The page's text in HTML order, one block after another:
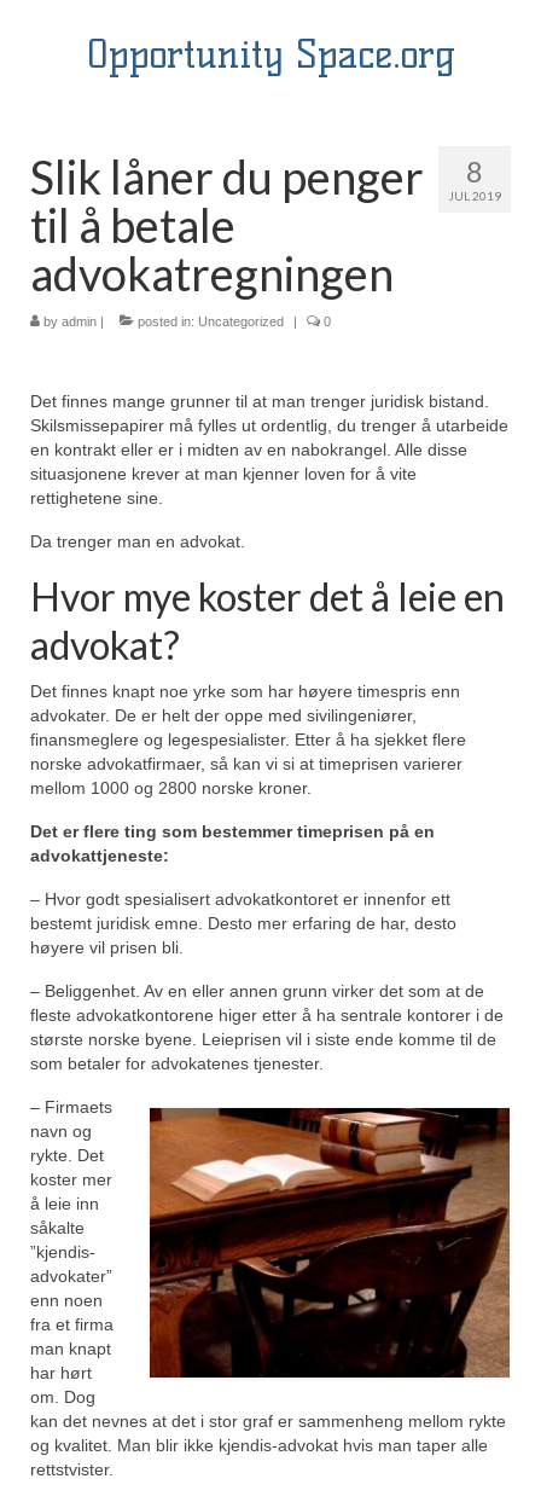
Opportunity Space.org
8
JUL 2019
Slik låner du penger
til å betale
advokatregningen
by admin | posted in: Uncategorized | 0
Det finnes mange grunner til at man trenger juridisk bistand.
Skilsmissepapirer må fylles ut ordentlig, du trenger å utarbeide
en kontrakt eller er i midten av en nabokrangel. Alle disse
situasjonene krever at man kjenner loven for å vite
rettighetene sine.
Da trenger man en advokat.
Hvor mye koster det å leie en
advokat?
Det finnes knapt noe yrke som har høyere timespris enn
advokater. De er helt der oppe med sivilingeniører,
finansmeglere og legespesialister. Etter å ha sjekket flere
norske advokatfirmaer, så kan vi si at timeprisen varierer
mellom 1000 og 2800 norske kroner.
Det er flere ting som bestemmer timeprisen på en
advokattjeneste:
– Hvor godt spesialisert advokatkontoret er innenfor ett
bestemt juridisk emne. Desto mer erfaring de har, desto
høyere vil prisen bli.
– Beliggenhet. Av en eller annen grunn virker det som at de
fleste advokatkontorene higer etter å ha sentrale kontorer i de
største norske byene. Leieprisen vil i siste ende komme til de
som betaler for advokatenes tjenester.
– Firmaets
navn og
rykte. Det
koster mer
å leie inn
såkalte
”kjendis-
advokater”
enn noen
fra et firma
man knapt
har hørt
om. Dog
kan det nevnes at det i stor graf er sammenheng mellom rykte
og kvalitet. Man blir ikke kjendis-advokat hvis man taper alle
rettstvister.